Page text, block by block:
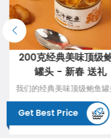
200克经典美味顶级
罐头 - 新春 送礼
我们的经典美味顶级鲍鱼
海鲜珍品的终极选择。精选
鲍鱼，味道鲜美细腻，结合
Get Best Price